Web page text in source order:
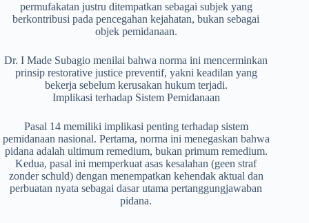
permufakatan justru ditempatkan sebagai subjek yang
berkontribusi pada pencegahan kejahatan, bukan sebagai
objek pemidanaan.
Dr. I Made Subagio menilai bahwa norma ini mencerminkan
prinsip restorative justice preventif, yakni keadilan yang
bekerja sebelum kerusakan hukum terjadi.
Implikasi terhadap Sistem Pemidanaan
Pasal 14 memiliki implikasi penting terhadap sistem
pemidanaan nasional. Pertama, norma ini menegaskan bahwa
pidana adalah ultimum remedium, bukan primum remedium.
Kedua, pasal ini memperkuat asas kesalahan (geen straf
zonder schuld) dengan menempatkan kehendak aktual dan
perbuatan nyata sebagai dasar utama pertanggungjawaban
pidana.